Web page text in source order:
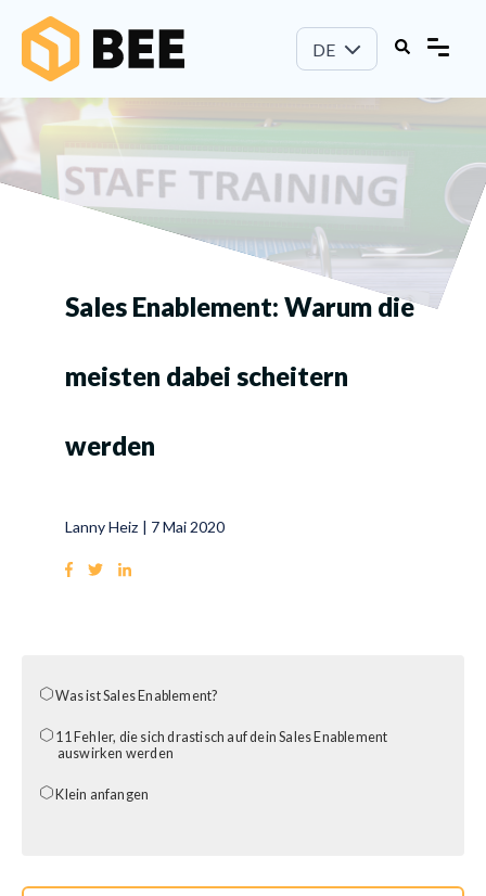
DE
Sales Enablement: Warum die
meisten dabei scheitern
werden
Lanny Heiz 7 Mai 2020
Was ist Sales Enablement?
11 Fehler, die sich drastisch auf dein Sales Enablement
auswirken werden
Klein anfangen